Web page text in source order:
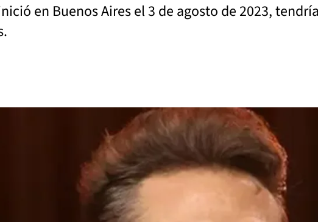
en Buenos Aires el 3 de agosto de 2023,